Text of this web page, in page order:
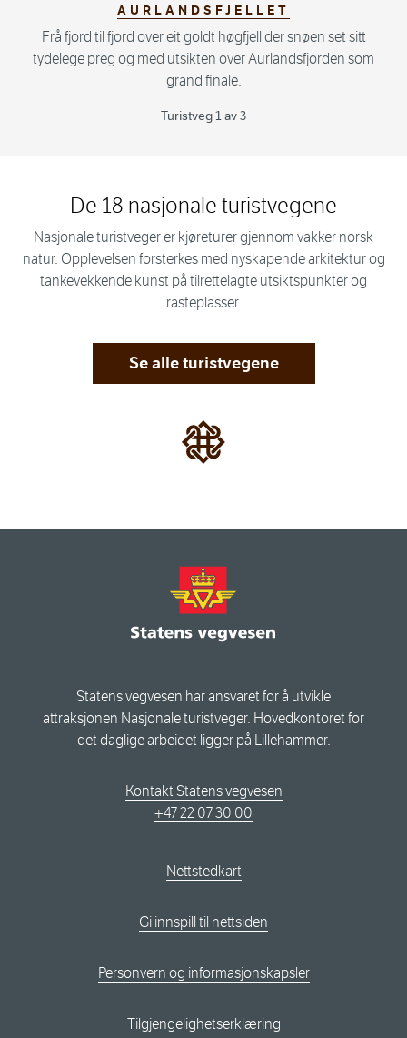
AURLANDSFJELLET
Frå fjord til fjord over eit goldt høgfjell der snøen set sitt
tydelege preg og med utsikten over Aurlandsfjorden som
grand finale.
Turistveg 1 av 3
De 18 nasjonale turistvegene
Nasjonale turistveger er kjøreturer gjennom vakker norsk
natur. Opplevelsen forsterkes med nyskapende arkitektur og
tankevekkende kunst på tilrettelagte utsiktspunkter og
rasteplasser.
Se alle turistvegene
Statens vegvesen har ansvaret for å utvikle
attraksjonen Nasjonale turistveger. Hovedkontoret for
det daglige arbeidet ligger på Lillehammer.
Kontakt Statens vegvesen
+47 22 07 30 00
Nettstedkart
Gi innspill til nettsiden
Personvern og informasjonskapsler
Tilgjengelighetserklæring